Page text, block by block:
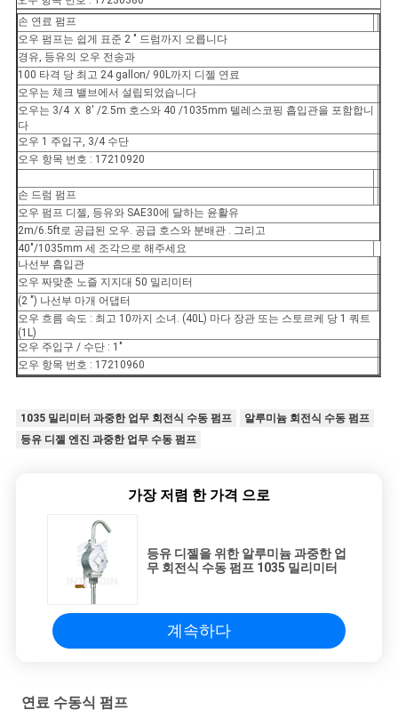
요
청
하
다
사
이
트
맵
PRIVACY
POLICY
손 연료 펌프
오우 펌프는 쉽게 표준 2 " 드럼까지 오릅니다
경유, 등유의 오우 전송과
100 타격 당 최고 24 gallon/ 90L까지 디젤 연료
오우는 체크 밸브에서 설립되었습니다
오우는 3/4 Ｘ 8' /2.5m 호스와 40 /1035mm 텔레스코핑 흡입관을 포함합니
다
오우 1 주입구, 3/4 수단
오우 항목 번호 : 17210920
손 드럼 펌프
오우 펌프 디젤, 등유와 SAE30에 달하는 윤활유
2m/6.5ft로 공급된 오우. 공급 호스와 분배관 . 그리고
40"/1035mm 세 조각으로 해주세요
나선부 흡입관
오우 짜맞춘 노즐 지지대 50 밀리미터
(2 ") 나선부 마개 어댑터
오우 흐름 속도 : 최고 10까지 소녀. (40L) 마다 장관 또는 스토르케 당 1 쿼트
(1L)
오우 주입구 / 수단 : 1"
오우 항목 번호 : 17210960
1035 밀리미터 과중한 업무 회전식 수동 펌프
알루미늄 회전식 수동 펌프
등유 디젤 엔진 과중한 업무 수동 펌프
가장 저렴 한 가격 으로
등유 디젤을 위한 알루미늄 과중한 업
무 회전식 수동 펌프 1035 밀리미터
계속하다
연료 수동식 펌프